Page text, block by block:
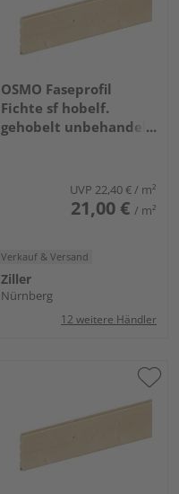
OSMO Faseprofil
Fichte sf hobelf.
gehobelt unbehandelt
UVP 22,40 €/ m²
21,00 € / m²
Verkauf & Versand
Ziller
Nürnberg
12 weitere Händler